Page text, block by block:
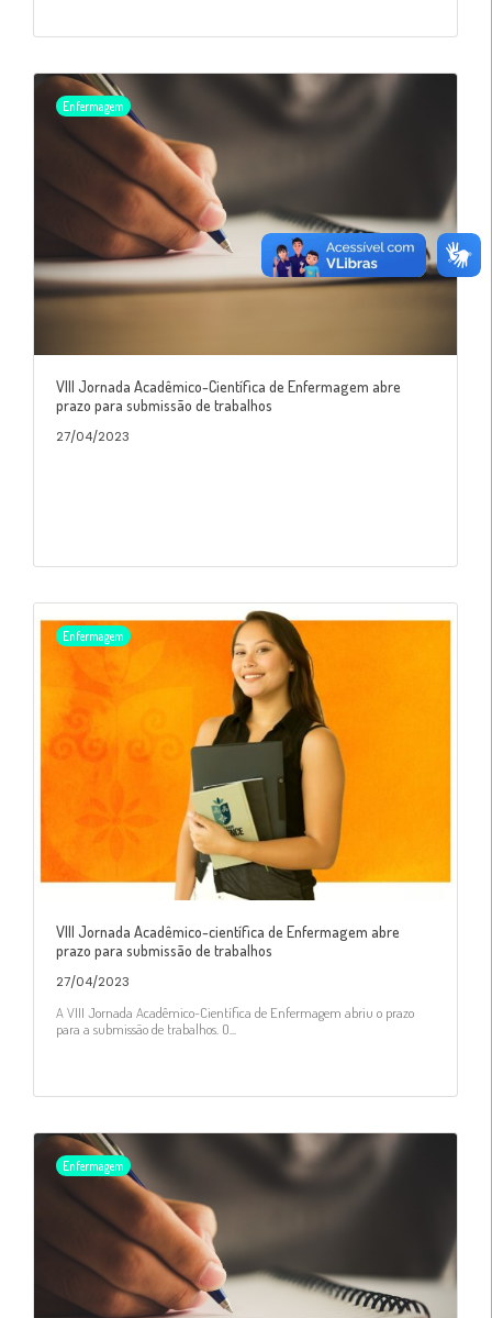
Enfermagem
VIII Jornada Acadêmico-Científica de Enfermagem abre
prazo para submissão de trabalhos
27/04/2023
Enfermagem
VIII Jornada Acadêmico-científica de Enfermagem abre
prazo para submissão de trabalhos
27/04/2023
A VIII Jornada Acadêmico-Científica de Enfermagem abriu o prazo
para a submissão de trabalhos. O...
Enfermagem